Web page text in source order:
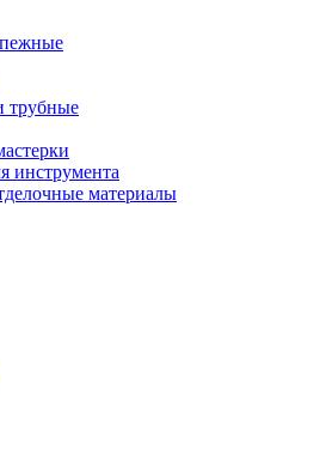
трубные
инструмента
материалы